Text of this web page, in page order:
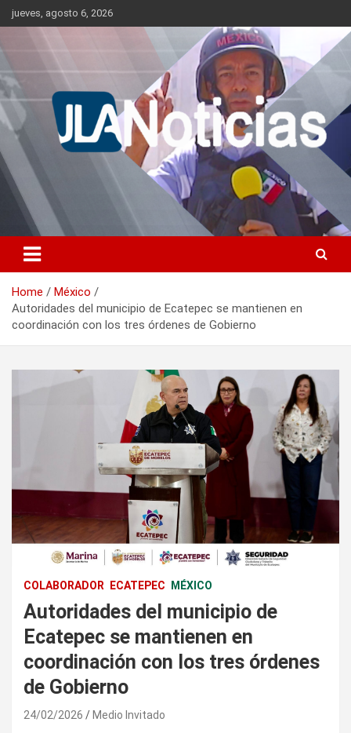
Skip
to
jueves, agosto 6, 2026
Jlanoticias
Información relevante en tiempo real.
Home
México
Autoridades del municipio de Ecatepec se mantienen en
coordinación con los tres órdenes de Gobierno
COLABORADOR ECATEPEC MÉXICO
Autoridades del municipio de
Ecatepec se mantienen en
coordinación con los tres órdenes
de Gobierno
24/02/2026 Medio Invitado